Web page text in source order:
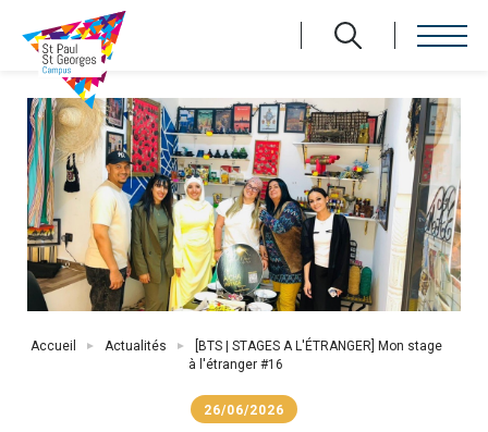
contenu
principal
Fil
Accueil Actualités
[BTS | STAGES A L'ÉTRANGER] Mon stage
à l'étranger #16
26/06/2026